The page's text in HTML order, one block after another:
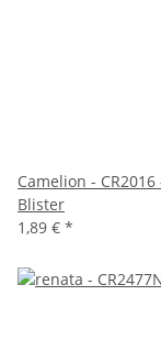
Camelion -
Blister
1,89 € *